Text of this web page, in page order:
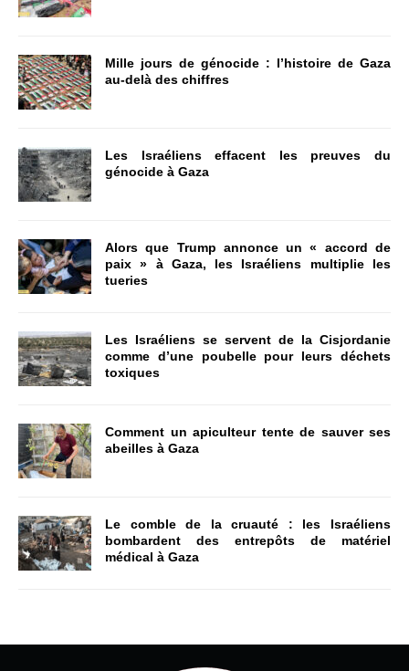
Mille jours de génocide : l’histoire de Gaza
au-delà des chiffres
Les Israéliens effacent les preuves du
génocide à Gaza
Alors que Trump annonce un « accord de
paix » à Gaza, les Israéliens multiplie les
tueries
Les Israéliens se servent de la Cisjordanie
comme d’une poubelle pour leurs déchets
toxiques
Comment un apiculteur tente de sauver ses
abeilles à Gaza
Le comble de la cruauté : les Israéliens
bombardent des entrepôts de matériel
médical à Gaza